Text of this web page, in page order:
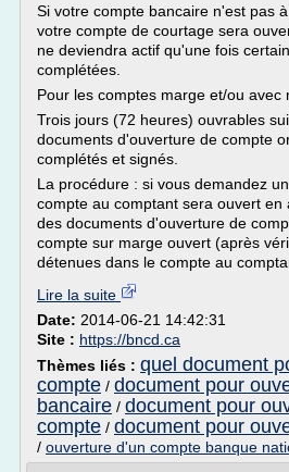
Si votre compte bancaire n'est pas
votre compte de courtage sera
ne deviendra actif qu'une fois
complétées.
Pour les comptes marge et/ou avec
Trois jours (72 heures) ouvrables
documents d'ouverture de compte
complétés et signés.
La procédure : si vous demandez
compte au comptant sera ouvert en
des documents d'ouverture de
compte sur marge ouvert (après
détenues dans le compte au
Lire la suite
Date: 2014-06-21 14:42:31
Site : https://bncd.ca
Thèmes liés : quel document
compte / document pour
bancaire / document pour
compte / document pour
/ ouverture d'un compte banque